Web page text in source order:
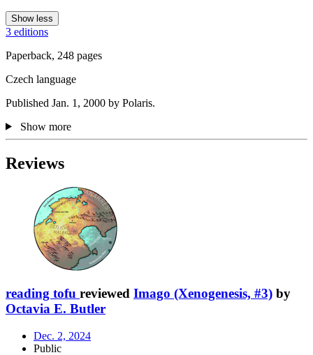
Show less
3 editions
Paperback, 248 pages
Czech language
Published Jan. 1, 2000 by Polaris.
Show more
Reviews
reading tofu reviewed Imago (Xenogenesis, #3) by
Octavia E. Butler
Dec. 2, 2024
Public